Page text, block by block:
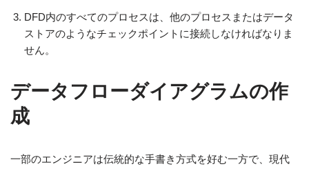
DFD内のすべてのプロセスは、他のプロセスまたはデータ
ストアのようなチェックポイントに接続しなければなりま
せん。
データフローダイアグラムの作
成
一部のエンジニアは伝統的な手書き方式を好む一方で、現代